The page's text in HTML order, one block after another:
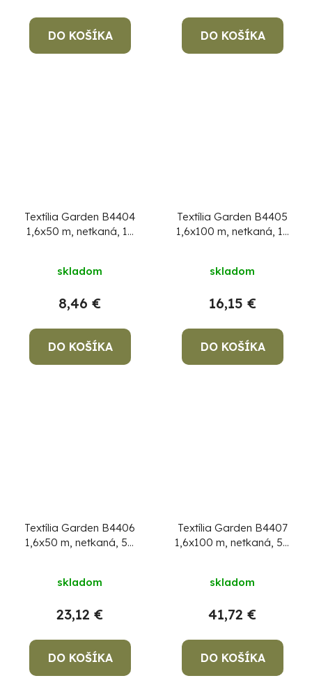
DO KOŠÍKA DO KOŠÍKA
Textília Garden B4404
1,6x50 m, netkaná, 17
skladom
8,46 €
DO KOŠÍKA
Textília Garden B4405
1,6x100 m, netkaná, 17
skladom
16,15 €
DO KOŠÍKA
Textília Garden B4406
1,6x50 m, netkaná, 50
skladom
23,12 €
DO KOŠÍKA
Textília Garden B4407
1,6x100 m, netkaná, 50
skladom
41,72 €
DO KOŠÍKA